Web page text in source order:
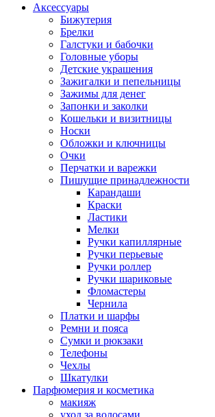
Аксессуары
Бижутерия
Брелки
Галстуки и бабочки
Головные уборы
Детские украшения
Зажигалки и пепельницы
Зажимы для денег
Запонки и заколки
Кошельки и визитницы
Носки
Обложки и ключницы
Очки
Перчатки и варежки
Пишущие принадлежности
Карандаши
Краски
Ластики
Мелки
Ручки капиллярные
Ручки перьевые
Ручки роллер
Ручки шариковые
Фломастеры
Чернила
Платки и шарфы
Ремни и пояса
Сумки и рюкзаки
Телефоны
Чехлы
Шкатулки
Парфюмерия и косметика
макияж
уход за волосами